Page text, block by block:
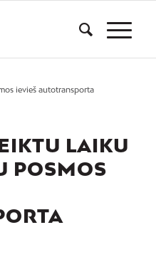
ievieš autotransporta
LAIKU
POSMOS